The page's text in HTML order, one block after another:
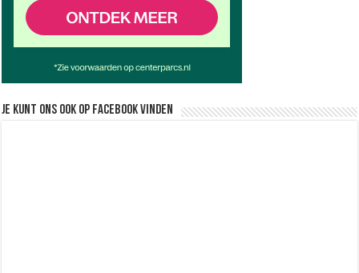
Je kunt ons ook op facebook vinden